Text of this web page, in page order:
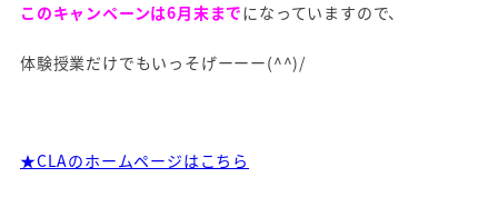
このキャンペーンは6月末までになっていますので、
体験授業だけでもいっそげーーー(^^)/
★CLAのホームページはこちら